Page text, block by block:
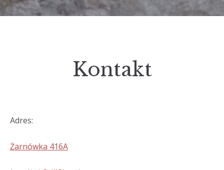
Kontakt
Adres:
Żarnówka 416A